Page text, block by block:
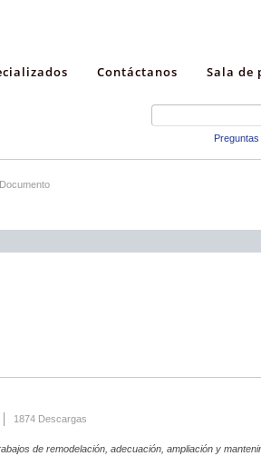
Contáctanos Sala de
1874 Descargas
de remodelación, adecuación, ampliación y